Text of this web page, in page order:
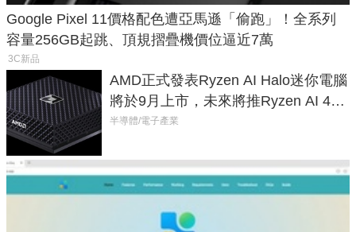
Google Pixel 11價格配色遭亞馬遜「偷跑」！全系列
容量256GB起跳、頂規摺疊機價位逼近7萬
3C新品
AMD正式發表Ryzen AI Halo迷你電腦
將於9月上市，未來將推Ryzen AI 400
Max系列處理器與對應升級版
半導體/電子產業